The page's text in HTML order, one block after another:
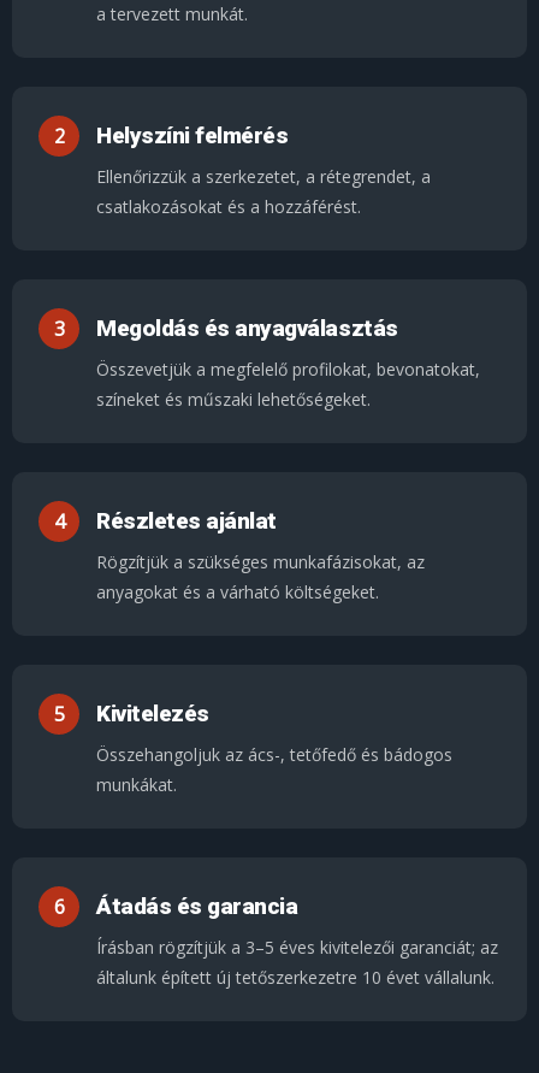
a tervezett munkát.
Helyszíni felmérés
Ellenőrizzük a szerkezetet, a rétegrendet, a
csatlakozásokat és a hozzáférést.
Megoldás és anyagválasztás
Összevetjük a megfelelő profilokat, bevonatokat,
színeket és műszaki lehetőségeket.
Részletes ajánlat
Rögzítjük a szükséges munkafázisokat, az
anyagokat és a várható költségeket.
Kivitelezés
Összehangoljuk az ács-, tetőfedő és bádogos
munkákat.
Átadás és garancia
Írásban rögzítjük a 3–5 éves kivitelezői garanciát; az
általunk épített új tetőszerkezetre 10 évet vállalunk.